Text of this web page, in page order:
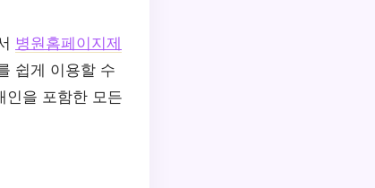
병원홈페이지제
쉽게 이용할 수
인을 포함한 모든